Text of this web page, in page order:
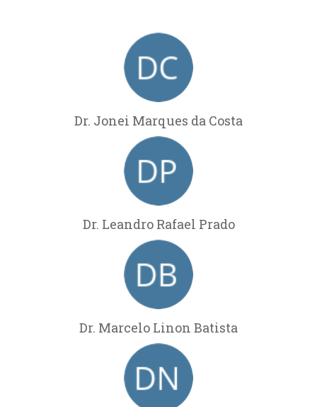
Dr. Jonei Marques da Costa
Dr. Leandro Rafael Prado
Dr. Marcelo Linon Batista